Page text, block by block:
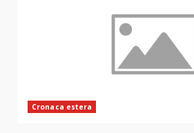
Cronaca estera